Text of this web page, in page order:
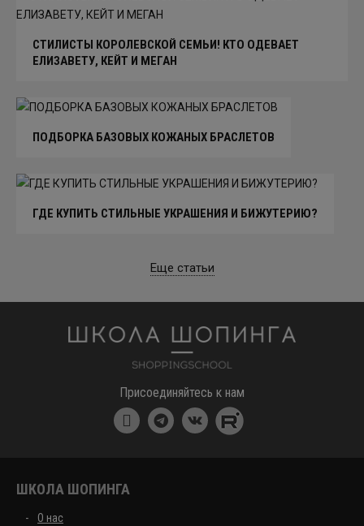
СТИЛИСТЫ КОРОЛЕВСКОЙ СЕМЬИ! КТО ОДЕВАЕТ
ЕЛИЗАВЕТУ, КЕЙТ И МЕГАН
ПОДБОРКА БАЗОВЫХ КОЖАНЫХ БРАСЛЕТОВ
ГДЕ КУПИТЬ СТИЛЬНЫЕ УКРАШЕНИЯ И БИЖУТЕРИЮ?
Еще статьи
Присоединяйтесь к нам
ШКОЛА ШОПИНГА
О нас